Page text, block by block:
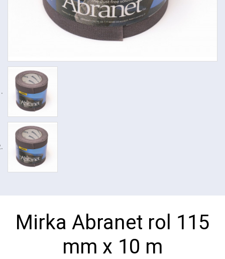
Mirka Abranet rol 115
mm x 10 m